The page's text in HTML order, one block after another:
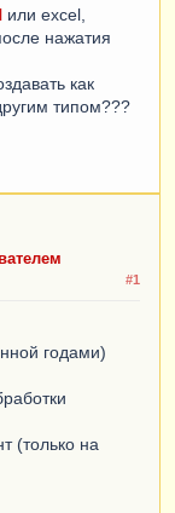
или excel,
нажатия
как
типом???
#1
годами)
(только на